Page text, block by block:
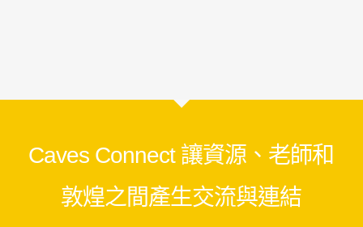
Caves Connect 讓資源、老師和
敦煌之間產生交流與連結